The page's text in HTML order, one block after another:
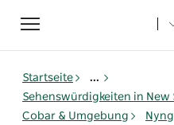
Toggle
navigation
Startseite
...
Sehenswürdigkeiten in New
Cobar & Umgebung